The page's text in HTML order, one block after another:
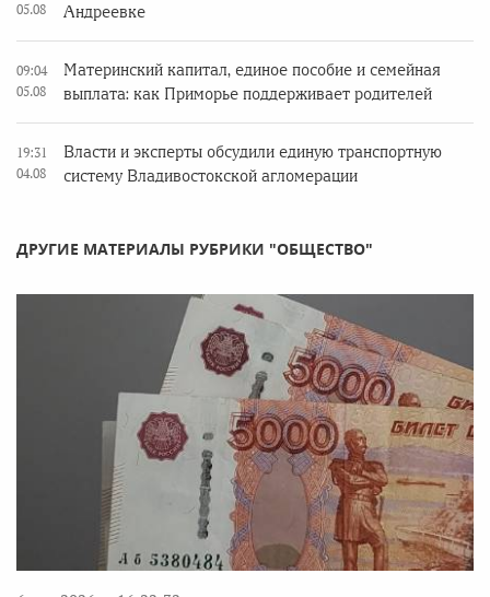
05.08
Андреевке
09:04
05.08
Материнский капитал, единое пособие и семейная
выплата: как Приморье поддерживает родителей
19:31
04.08
Власти и эксперты обсудили единую транспортную
систему Владивостокской агломерации
ДРУГИЕ МАТЕРИАЛЫ РУБРИКИ "ОБЩЕСТВО"